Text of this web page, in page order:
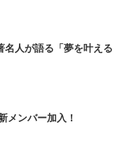
名人が語る「夢を叶える
メンバー加入！